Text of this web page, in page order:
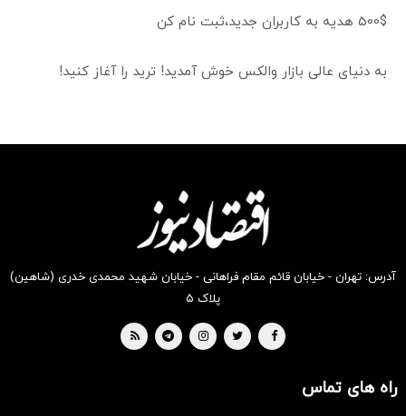
500$ هدیه به کاربران جدید،ثبت نام کن
به دنیای عالی بازار والکس خوش آمدید! ترید را آغاز کنید!
آدرس: تهران - خیابان قائم مقام فراهانی - خیابان شهید محمدی خدری (شاهین)
پلاک ۵
راه های تماس